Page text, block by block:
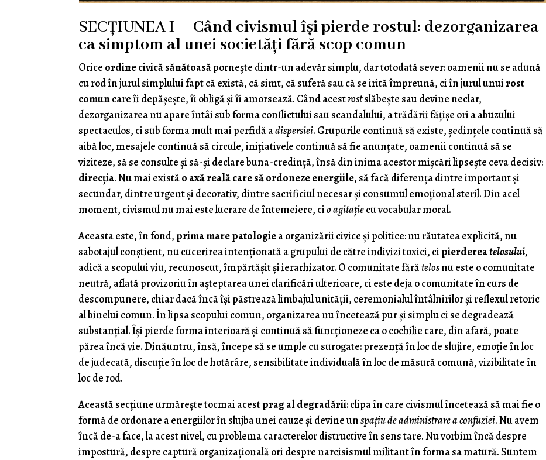
SECȚIUNEA I – Când civismul își pierde rostul: dezorganizarea
ca simptom al unei societăți fără scop comun
Orice ordine civică sănătoasăpornește dintr-un adevăr simplu, dar totodată sever: oamenii nu se adună
cu rod în jurul simplului fapt că există, că simt, că suferă sau că se irită împreună, ci în jurul unuirost
comuncare îi depășește, îi obligă și îi amorsează. Când acestrostslăbește sau devine neclar,
dezorganizarea nu apare întâi sub forma conflictului sau scandalului, a trădării fățișe ori a abuzului
spectaculos, ci sub forma mult mai perfidă adispersiei. Grupurile continuă să existe, ședințele continuă să
aibă loc, mesajele continuă să circule, inițiativele continuă să fie anunțate, oamenii continuă să se
viziteze, să se consulte și să-și declare buna-credință, însă din inima acestor mișcări lipsește ceva decisiv:
direcția. Nu mai existăo axă reală care să ordoneze energiile, să facă diferența dintre important și
secundar, dintre urgent și decorativ, dintre sacrificiul necesar și consumul emoțional steril. Din acel
moment, civismul nu mai este lucrare de întemeiere, cio agitațiecu vocabular moral.
Aceasta este, în fond, prima mare patologiea organizării civice și politice: nu răutatea explicită, nu
sabotajul conștient, nu cucerirea intenţionată a grupului de către indivizi toxici, ci pierdereatelosului,
adică a scopului viu, recunoscut, împărtășit și ierarhizator. O comunitate fărătelosnu este o comunitate
neutră, aflată provizoriu în așteptarea unei clarificări ulterioare, ci este deja o comunitate în curs de
descompunere, chiar dacă încă își păstrează limbajul unității, ceremonialul întâlnirilor și reflexul retoric
al binelui comun. În lipsa scopului comun, organizarea nu încetează pur și simplu ci se degradează
substanţial. Își pierde forma interioară și continuă să funcționeze ca o cochilie care, din afară, poate
părea încă vie. Dinăuntru, însă, începe să se umple cu surogate: prezență în loc de slujire, emoție în loc
de judecată, discuție în loc de hotărâre, sensibilitate individuală în loc de măsură comună, vizibilitate în
loc de rod.
Această secțiune urmărește tocmai acestprag al degradării: clipa în care civismul încetează să mai fie o
formă de ordonare a energiilor în slujba unei cauze și devine unspațiu de administrare a confuziei. Nu avem
încă de-a face, la acest nivel, cu problema caracterelor distructive în sens tare. Nu vorbim încă despre
impostură, despre captură organizațională ori despre narcisismul militant în forma sa matură. Suntem